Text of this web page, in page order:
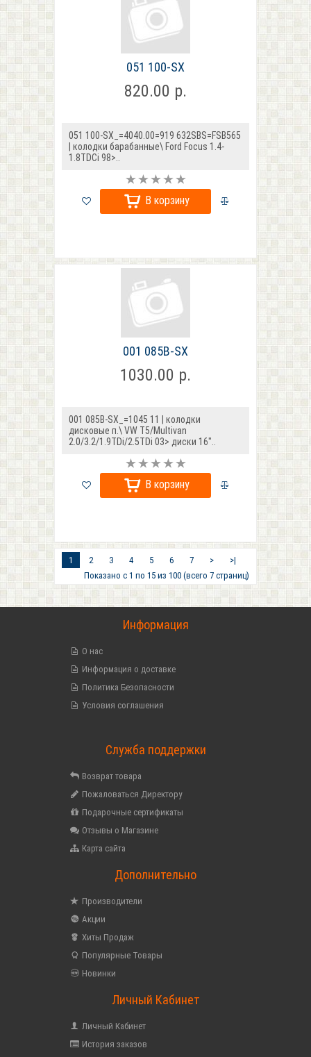
051 100-SX
820.00 р.
051 100-SX_=4040.00=919 632SBS=FSB565
| колодки барабанные\ Ford Focus 1.4-
1.8TDCi 98>..
В корзину
001 085B-SX
1030.00 р.
001 085B-SX_=1045 11 | колодки
дисковые п.\ VW T5/Multivan
2.0/3.2/1.9TDi/2.5TDi 03> диски 16"..
В корзину
1 2 3 4 5 6 7 >
>|
Показано с 1 по 15 из 100 (всего 7 страниц)
Информация
О нас
Информация о доставке
Политика Безопасности
Условия соглашения
Служба поддержки
Возврат товара
Пожаловаться Директору
Подарочные сертификаты
Отзывы о Магазине
Карта сайта
Дополнительно
Производители
Акции
Хиты Продаж
Популярные Товары
Новинки
Личный Кабинет
Личный Кабинет
История заказов